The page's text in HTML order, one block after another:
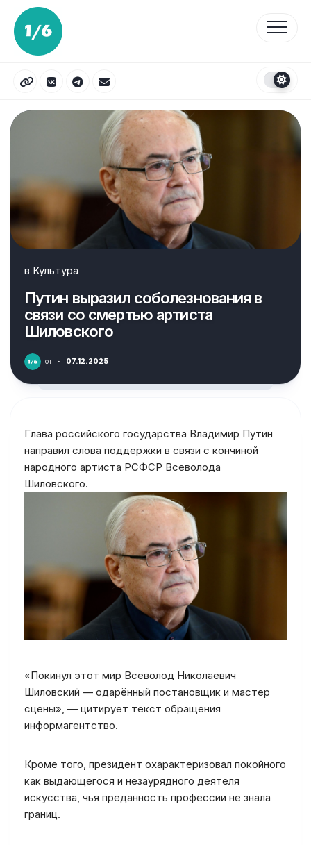
Перейти
содержанию
в Культура
Путин выразил соболезнования в
связи со смертью артиста
Шиловского
от · 07.12.2025
Глава российского государства Владимир Путин
направил слова поддержки в связи с кончиной
народного артиста РСФСР Всеволода
Шиловского.
«Покинул этот мир Всеволод Николаевич
Шиловский — одарённый постановщик и мастер
сцены», — цитирует текст обращения
информагентство.
Кроме того, президент охарактеризовал покойного
как выдающегося и незаурядного деятеля
искусства, чья преданность профессии не знала
границ.